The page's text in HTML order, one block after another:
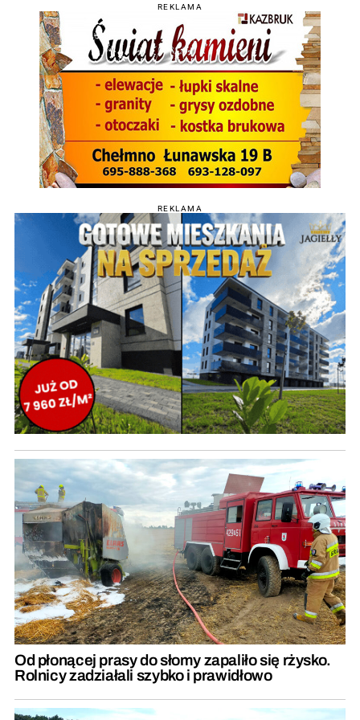
REKLAMA
REKLAMA
Od płonącej prasy do słomy zapaliło się rżysko.
Rolnicy zadziałali szybko i prawidłowo